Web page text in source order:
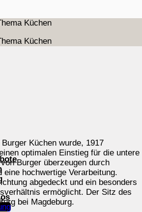
Küchen
Küchen
Küchen wurde, 1917
optimalen Einstieg für die untere
Burger überzeugen durch
eine hochwertige Verarbeitung.
abgedeckt und ein besonders
ermöglicht. Der Sitz des
bei Magdeburg.